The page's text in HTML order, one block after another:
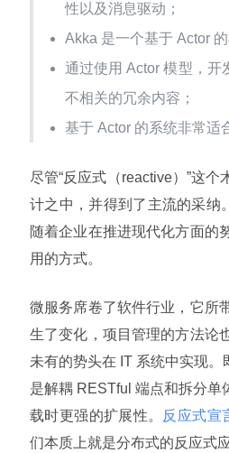
性以及消息驱动；
Akka 是一个基于 Actor
通过使用 Actor 模型，开
不相关的冗余内容；
基于 Actor 的系统非常适
尽管“反应式（reactive）”这
计之中，并得到了主流的采纳
随着企业在推进现代化方面的
用的方式。
微服务席卷了软件行业，它所
生了变化，项目管理的方法论
未有的势头在 IT 系统中实现
是解耦 RESTful 端点和拆分单
载时更强的扩展性。 反应式宣
们本质上就是分布式的反应式应